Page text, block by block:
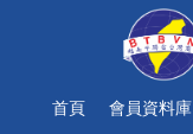
首頁 會員資料庫